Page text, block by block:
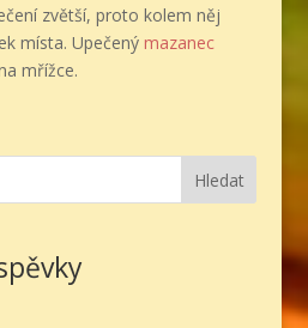
zvětší, proto kolem něj
místa. Upečený mazanec
mřížce.
Hledat